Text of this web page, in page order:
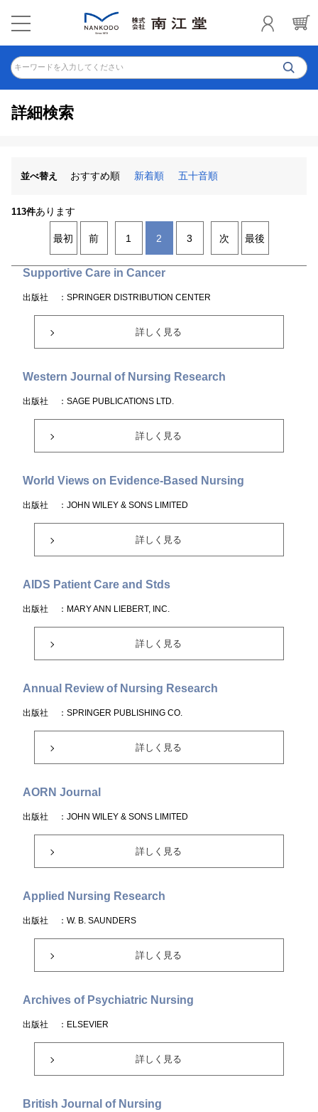
キーワードを入力してください
詳細検索
並べ替え おすすめ順 新着順 五十音順
113件あります
最初 前 1 2 3 次 最後
Supportive Care in Cancer
出版社 ：SPRINGER DISTRIBUTION CENTER
詳しく見る
Western Journal of Nursing Research
出版社 ：SAGE PUBLICATIONS LTD.
詳しく見る
World Views on Evidence-Based Nursing
出版社 ：JOHN WILEY & SONS LIMITED
詳しく見る
AIDS Patient Care and Stds
出版社 ：MARY ANN LIEBERT, INC.
詳しく見る
Annual Review of Nursing Research
出版社 ：SPRINGER PUBLISHING CO.
詳しく見る
AORN Journal
出版社 ：JOHN WILEY & SONS LIMITED
詳しく見る
Applied Nursing Research
出版社 ：W. B. SAUNDERS
詳しく見る
Archives of Psychiatric Nursing
出版社 ：ELSEVIER
詳しく見る
British Journal of Nursing